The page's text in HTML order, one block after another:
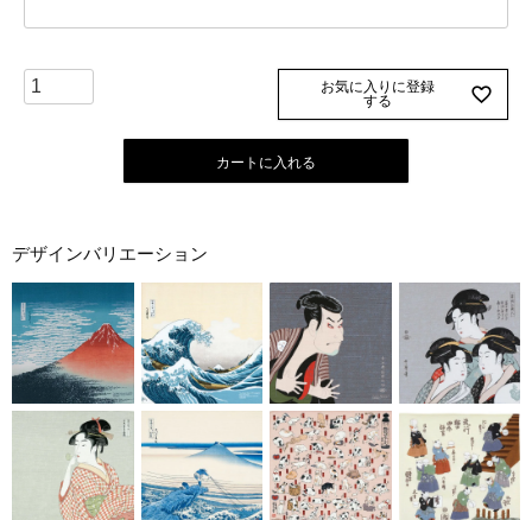
お気に入りに登録
する
カートに入れる
デザインバリエーション